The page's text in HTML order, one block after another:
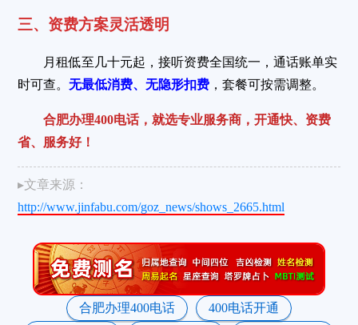
三、资费方案灵活透明
月租低至几十元起，接听资费全国统一，通话账单实
时可查。无最低消费、无隐形扣费 ，套餐可按需调整。
合肥办理400电话，就选专业服务商，开通快、资费
省、服务好！
▸文章来源：
http://www.jinfabu.com/goz_news/shows_2665.html
合肥办理400电话
400电话开通